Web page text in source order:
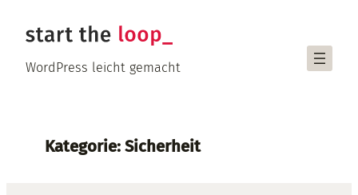
Inhalt
WordPress leicht gemacht
Kategorie: Sicherheit